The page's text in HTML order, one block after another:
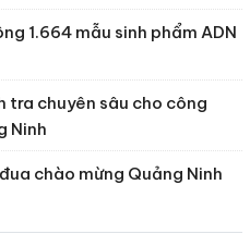
1.664 mẫu sinh phẩm ADN
tra chuyên sâu cho công
Ninh
chào mừng Quảng Ninh